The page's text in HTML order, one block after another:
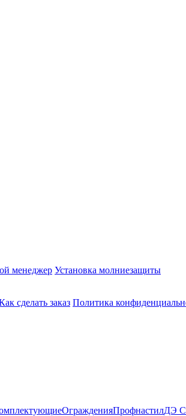
менеджер Установка молниезащиты
сделать заказ Политика
ОгражденияПрофнастилДЭ